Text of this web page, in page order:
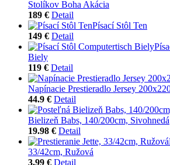
Stolíkov Boha Akácia
189 € Detail
Písací Stôl Ten
149 € Detail
Biely
119 € Detail
Napínacie Prestieradlo Jersey
44.9 € Detail
Bielizeň Babs, 140/200cm, Sivohnedá
19.98 € Detail
33/42cm, Ružová
3.99 € Detail